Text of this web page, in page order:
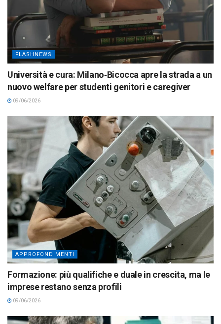
FLASHNEWS
Università e cura: Milano‑Bicocca apre la strada a un
nuovo welfare per studenti genitori e caregiver
09/06/2026
APPROFONDIMENTI
Formazione: più qualifiche e duale in crescita, ma le
imprese restano senza profili
09/06/2026